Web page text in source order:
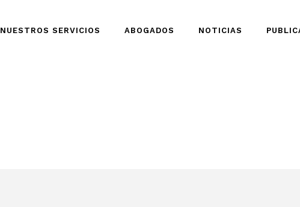
NUESTROS SERVICIOS ABOGADOS NOTICIAS